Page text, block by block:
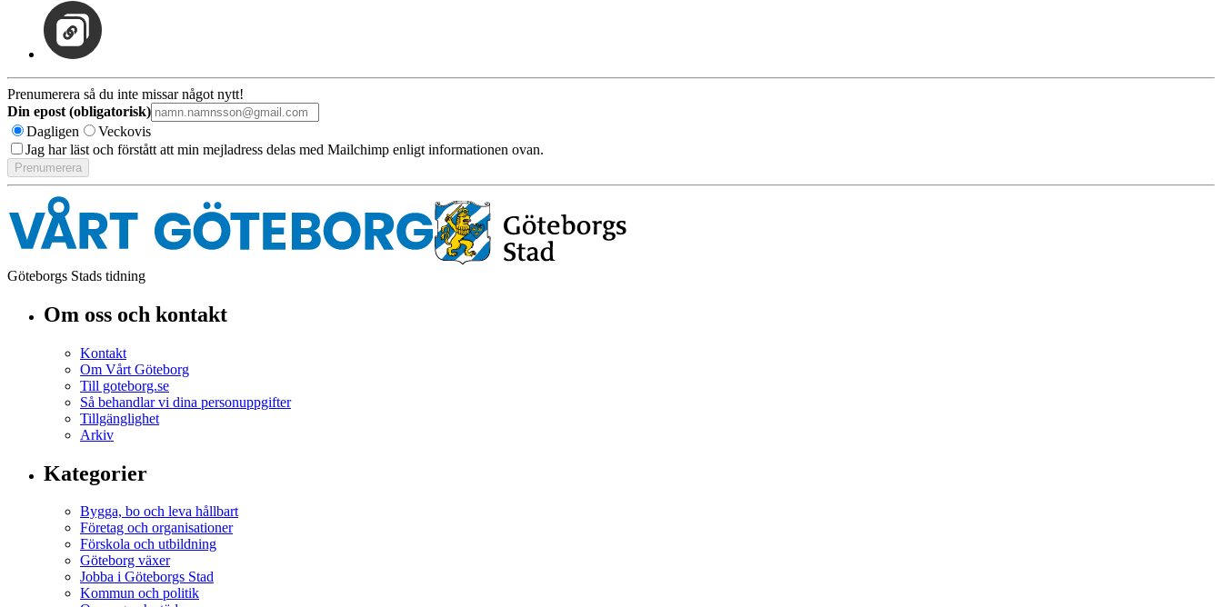
Prenumerera så du inte missar något nytt!
Din epost (obligatorisk)
Dagligen
Veckovis
Jag har läst och förstått att min mejladress delas med Mailchimp enligt informationen ovan.
Göteborgs Stads tidning
Om oss och kontakt
Kontakt
Om Vårt Göteborg
Till goteborg.se
Så behandlar vi dina personuppgifter
Tillgänglighet
Arkiv
Kategorier
Bygga, bo och leva hållbart
Företag och organisationer
Förskola och utbildning
Göteborg växer
Jobba i Göteborgs Stad
Kommun och politik